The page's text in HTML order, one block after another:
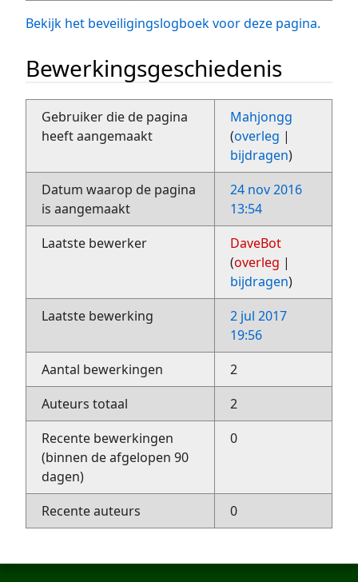
Bekijk het beveiligingslogboek voor deze pagina.
Bewerkingsgeschiedenis
Gebruiker die de pagina
heeft aangemaakt
Mahjongg
(overleg |
bijdragen)
Datum waarop de pagina
is aangemaakt
24 nov 2016
13:54
Laatste bewerker
DaveBot
(overleg |
bijdragen)
Laatste bewerking
2 jul 2017
19:56
Aantal bewerkingen
2
Auteurs totaal
2
Recente bewerkingen
(binnen de afgelopen 90
dagen)
0
Recente auteurs 0